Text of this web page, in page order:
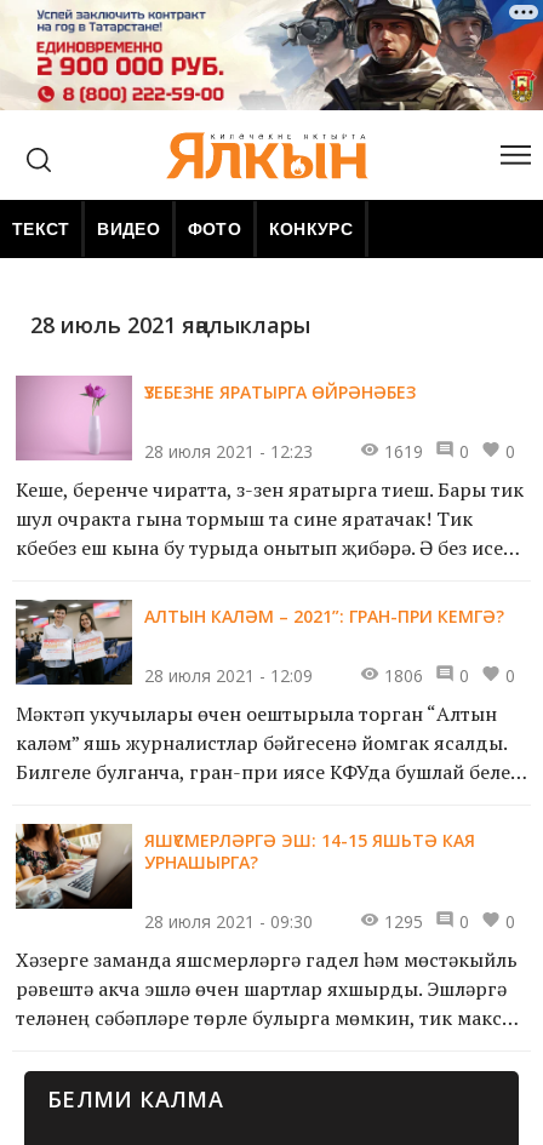
ТЕКСТ ВИДЕО ФОТО КОНКУРС
28 июль 2021 яңалыклары
ҮЗЕБЕЗНЕ ЯРАТЫРГА ӨЙРӘНӘБЕЗ
28 июля 2021 - 12:23 1619 0 0
Кеше, беренче чиратта, үз-үзен яратырга тиеш. Бары тик
шул очракта гына тормыш та сине яратачак! Тик
күбебез еш кына бу турыда онытып җибәрә. Ә без исеңә
АЛТЫН КАЛӘМ – 2021”: ГРАН-ПРИ КЕМГӘ?
28 июля 2021 - 12:09 1806 0 0
Мәктәп укучылары өчен оештырыла торган “Алтын
каләм” яшь журналистлар бәйгесенә йомгак ясалды.
Билгеле булганча, гран-при иясе КФУда бушлай белем
ЯШҮСМЕРЛӘРГӘ ЭШ: 14-15 ЯШЬТӘ КАЯ
УРНАШЫРГА?
28 июля 2021 - 09:30 1295 0 0
Хәзерге заманда яшүсмерләргә гадел һәм мөстәкыйль
рәвештә акча эшләү өчен шартлар яхшырды. Эшләргә
теләүнең сәбәпләре төрле булырга мөмкин, тик максат
белән эшләү.
БЕЛМИ КАЛМА